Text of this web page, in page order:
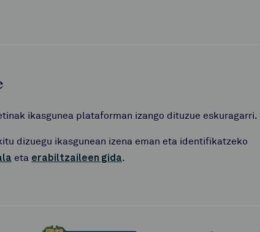
ikasgunea plataforman izango dituzue eskuragarri.
dizuegu ikasgunean izena eman eta identifikatzeko
eta erabiltzaileen gida.